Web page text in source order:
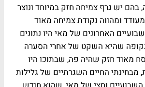
בהם יש גרף צמיחה חזק במיוחד ונוצר
ומהווה נקודת צמיחה מאוד
האחרונים של מאי היו נתונים
תקופה שהיא השקט של אחרי הסערה
מאוד חזק שהיה פה, שבתוכו היו
מבחינתי החיים השגרתיים של גלילות